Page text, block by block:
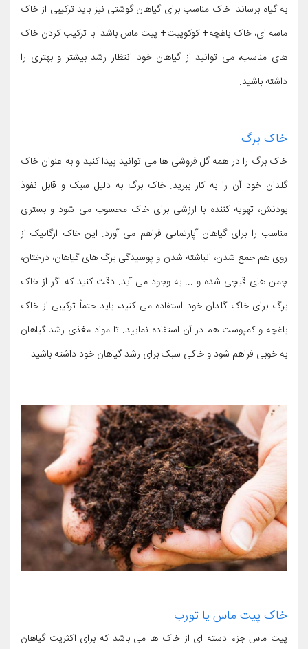
به گیاه برساند. خاک مناسب برای گیاهان گوشتی نیز باید ترکیبی از خاک
ماسه ای، خاک باغچه+ کوکوپیت+ پیت ماس باشد. با ترکیب کردن خاک
های مناسب، می توانید از گیاهان خود انتظار رشد بیشتر و بهتری را
داشته باشید.
خاک برگ
خاک برگ را در همه گل فروشی ها می توانید پیدا کنید و به عنوان خاک
گلدان خود آن را به کار ببرید. خاک برگ به دلیل سبک و قابل نفوذ
بودنش، تهویه کننده با ارزشی برای خاک محسوب می شود و بستری
مناسب را برای گیاهان آپارتمانی فراهم می آورد. این خاک ارگانیک از
روی هم جمع شدن، انباشته شدن و پوسیدگی برگ های گیاهان، درختان،
چمن های قیچی شده و ... به وجود می آید. دقت کنید که اگر از خاک
برگ برای خاک گلدان خود استفاده می کنید، باید حتماً ترکیبی از خاک
باغچه و کمپوست هم در آن استفاده نمایید. تا مواد مغذی رشد گیاهان
به خوبی فراهم شود و خاکی سبک برای رشد گیاهان خود داشته باشید.
خاک پیت ماس یا تورب
پیت ماس جزء دسته ای از خاک ها می باشد که برای اکثریت گیاهان